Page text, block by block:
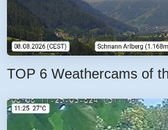
TOP 6 Weathercams of